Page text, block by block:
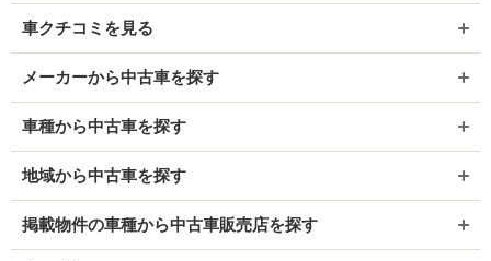
車クチコミを見る
メーカーから中古車を探す
車種から中古車を探す
地域から中古車を探す
掲載物件の車種から中古車販売店を探す